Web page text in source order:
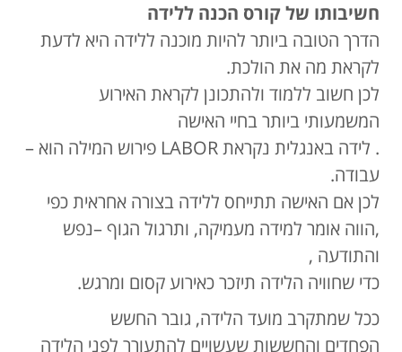
חשיבותו של קורס הכנה ללידה
הדרך הטובה ביותר להיות מוכנה ללידה היא לדעת
לקראת מה את הולכת.
לכן חשוב ללמוד ולהתכונן לקראת האירוע
המשמעותי ביותר בחיי האישה
. לידה באנגלית נקראת LABOR פירוש המילה הוא –
עבודה.
לכן אם האישה תתייחס ללידה בצורה אחראית כפי
,הווה אומר למידה מעמיקה, ותרגול הגוף –נפש
והתודעה ,
כדי שחוויה הלידה תיזכר כאירוע קסום ומרגש.
ככל שמתקרב מועד הלידה, גובר החשש
הפחדים והחששות שעשויים להתעורר לפני הלידה